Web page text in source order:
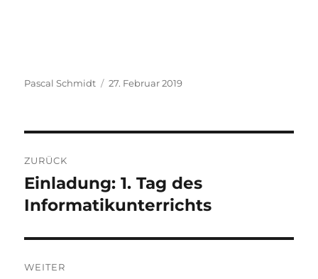
Autor
Pascal Schmidt
Veröffentlicht
27. Februar 2019
ZURÜCK
Vorheriger
Beitrag:
Einladung: 1. Tag des
Informatikunterrichts
WEITER